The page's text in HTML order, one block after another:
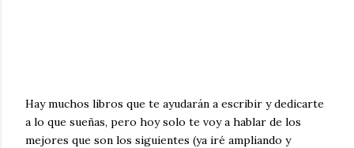
Hay muchos libros que te ayudarán a escribir y dedicarte
a lo que sueñas, pero hoy solo te voy a hablar de los
mejores que son los siguientes (ya iré ampliando y